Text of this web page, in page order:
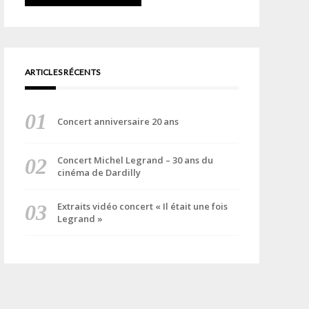
ARTICLES RÉCENTS
Concert anniversaire 20 ans
Concert Michel Legrand – 30 ans du
cinéma de Dardilly
Extraits vidéo concert « Il était une fois
Legrand »